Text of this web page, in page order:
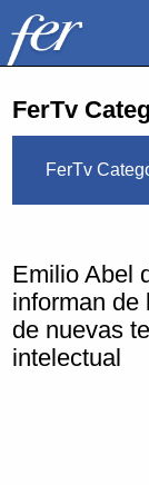
FerTv
FerTv
Emilio Abel
informan de
de nuevas
intelectual